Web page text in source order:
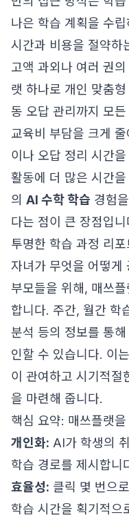
나은 학습 계획을 수
시간과 비용을 절약하
고액 과외나 여러 권
랫 하나로 개인 맞춤
동 오답 관리까지 모
교육비 부담을 크게
이나 오답 정리 시간
활동에 더 많은 시간
의 AI 수학 학습 경험
다는 점이 큰 장점입니
투명한 학습 과정 리
자녀가 무엇을 어떻게
부모들을 위해, 매쓰
합니다. 주간, 월간 학
분석 등의 정보를 통
인할 수 있습니다. 이
이 관여하고 시기적절
을 마련해 줍니다.
핵심 요약: 매쓰플랫
개인화: AI가 학생의
학습 경로를 제시합니
효율성: 클릭 몇 번으로
학습 시간을 획기적으